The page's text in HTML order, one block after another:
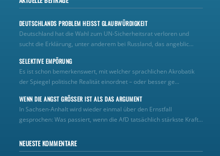
DEUTSCHLANDS PROBLEM HEISST GLAUBWÜRDIGKEIT
Deutschland hat die Wahl zum UN‑Sicherheitsrat verloren und
sucht die Erklärung, unter anderem bei Russland, das angeblic...
SELEKTIVE EMPÖRUNG
Es ist schon bemerkenswert, mit welcher sprachlichen Akrobatik
der Spiegel politische Realität einordnet – oder besser ge...
WENN DIE ANGST GRÖSSER IST ALS DAS ARGUMENT
In Sachsen-Anhalt wird wieder einmal über den Ernstfall
gesprochen: Was passiert, wenn die AfD tatsächlich stärkste Kraft...
NEUESTE KOMMENTARE